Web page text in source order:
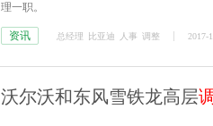
理一职。
资讯 总经理 比亚迪 人事 调整 2017-
沃尔沃和东风雪铁龙高层